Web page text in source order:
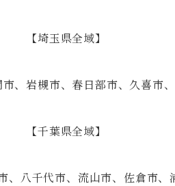
【埼玉県全域】
、岩槻市、春日部市、久喜市
【千葉県全域】
、八千代市、流山市、佐倉市